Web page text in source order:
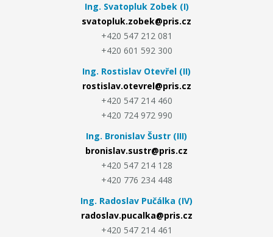
Ing. Svatopluk Zobek (I)
svatopluk.zobek@pris.cz
+420 547 212 081
+420 601 592 300
Ing. Rostislav Otevřel (II)
rostislav.otevrel@pris.cz
+420 547 214 460
+420 724 972 990
Ing. Bronislav Šustr (III)
bronislav.sustr@pris.cz
+420 547 214 128
+420 776 234 448
Ing. Radoslav Pučálka (IV)
radoslav.pucalka@pris.cz
+420 547 214 461